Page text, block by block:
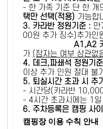
- 한 가족 기준 단 한 개
택만 선택(적용) 가능합
3. 카라반 정원기준 : 만
00원 추가 징수)추가인
A1,A2 카라
가 (잠자는 여부 상관없
4. 데크,파쇄석 정원기
이상 추가 인원 절대 불
5. 퇴실시간 초과 시 추
- 시간당(카라반
- 4시간 초과시에는 1일
6. 주차등록은 캠핑 사
캠핑장 이용 수칙 안내